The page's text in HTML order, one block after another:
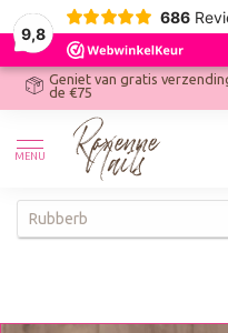
9,8
686
Geniet van gratis
de €75
MENU